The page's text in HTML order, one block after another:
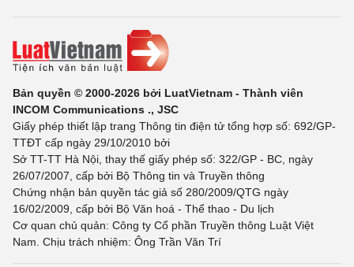
Bản quyền © 2000-2026 bởi LuatVietnam - Thành viên
INCOM Communications ., JSC
Giấy phép thiết lập trang Thông tin điện tử tổng hợp số: 692/GP-
TTĐT cấp ngày 29/10/2010 bởi
Sở TT-TT Hà Nội, thay thế giấy phép số: 322/GP - BC, ngày
26/07/2007, cấp bởi Bộ Thông tin và Truyền thông
Chứng nhận bản quyền tác giả số 280/2009/QTG ngày
16/02/2009, cấp bởi Bộ Văn hoá - Thể thao - Du lịch
Cơ quan chủ quản: Công ty Cổ phần Truyền thông Luật Việt
Nam. Chịu trách nhiệm: Ông Trần Văn Trí